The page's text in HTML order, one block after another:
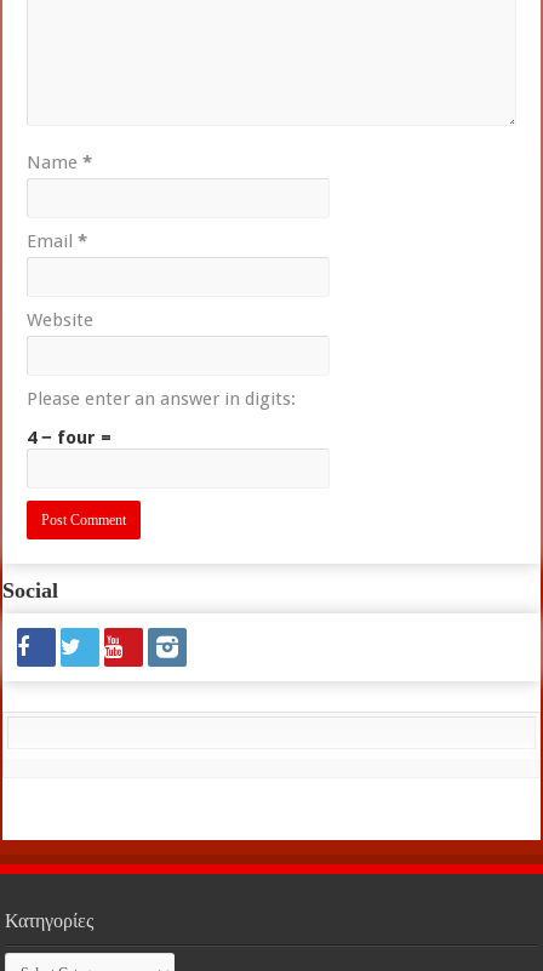
Name*
Email*
Website
Please enter an answer in digits:
4 − four =
Social
Κατηγορίες
Κατηγορίες